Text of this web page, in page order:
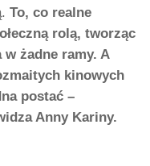
To, co realne
rolą, tworząc
żadne ramy. A
kinowych
postać –
Anny Kariny.